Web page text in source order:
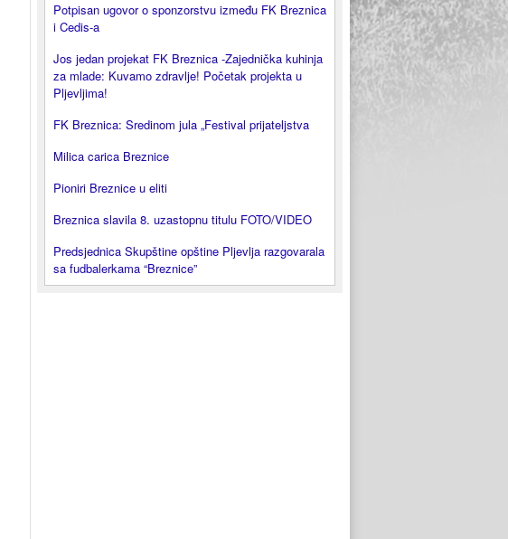
Potpisan ugovor o sponzorstvu između FK Breznica
i Cedis-a
Jos jedan projekat FK Breznica -Zajednička kuhinja
za mlade: Kuvamo zdravlje! Početak projekta u
Pljevljima!
FK Breznica: Sredinom jula „Festival prijateljstva
Milica carica Breznice
Pioniri Breznice u eliti
Breznica slavila 8. uzastopnu titulu FOTO/VIDEO
Predsjednica Skupštine opštine Pljevlja razgovarala
sa fudbalerkama “Breznice”